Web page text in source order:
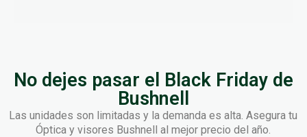
No dejes pasar el Black Friday de
Bushnell
Las unidades son limitadas y la demanda es alta. Asegura tu
Óptica y visores Bushnell al mejor precio del año.